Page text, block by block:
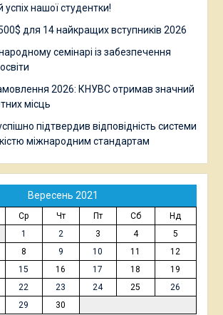
нашої студентки!
для 14 найкращих вступників 2026
семінарі із забезпечення
2026: КНУВС отримав значний
місць
підтвердив відповідність системи
міжнародним стандартам
Вересень 2021
Ср Чт Пт Сб
Нд
1
2 3 4
5
8 9 10 11
12
15 16 17 18
19
22 23 24 25
26
29 30